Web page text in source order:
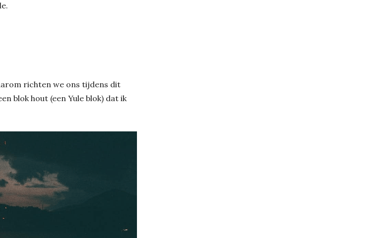
richten we ons tijdens dit
blok hout (een Yule blok) dat ik